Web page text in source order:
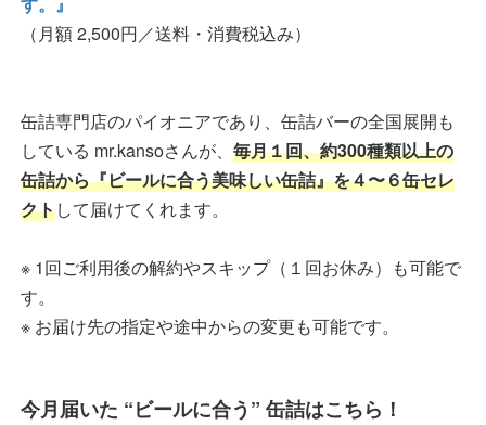
（月額 2,500円／送料・消費税込み）
缶詰専門店のパイオニアであり、缶詰バーの全国展開も
している mr.kansoさんが、 毎月１回、約300種類以上の
缶詰から『ビールに合う美味しい缶詰』を４〜６缶セレ
クトして届けてくれます。
※ 1回ご利用後の解約やスキップ（１回お休み）も可能で
す。
※ お届け先の指定や途中からの変更も可能です。
今月届いた “ビールに合う” 缶詰はこちら！